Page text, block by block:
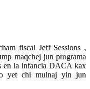
fiscal Jeff Sessions ,
maqchej jun programa
en la infancia DACA kax
yet chi mulnaj yin jun